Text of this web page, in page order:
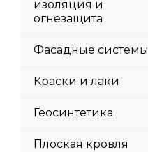
изоляция и
огнезащита
Фасадные системы
Краски и лаки
Геосинтетика
Плоская кровля